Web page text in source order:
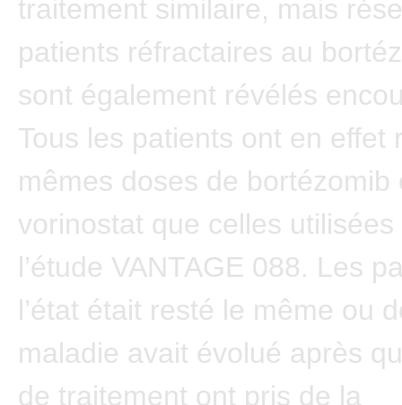
traitement similaire, mais
patients réfractaires au
sont également révélés
Tous les patients ont en effet
mêmes doses de bortézomib
vorinostat que celles
l’étude VANTAGE 088. Les
l’état était resté le même ou
maladie avait évolué après
de traitement ont pris de la